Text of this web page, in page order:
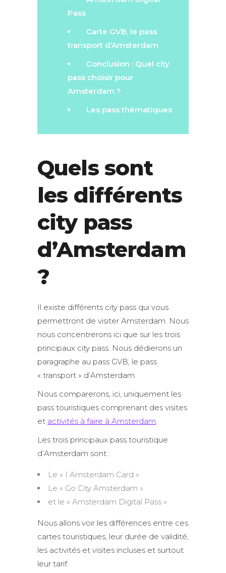
Pass
Carte GVB, le pass
transport d’Amsterdam
Conclusion : Quel city
pass choisir pour
Amsterdam ?
Les pass thématiques
Quels sont
les différents
city pass
d’Amsterdam
?
Il existe différents city pass qui vous
permettront de visiter Amsterdam. Nous
nous concentrerons ici que sur les trois
principaux city pass. Nous dédierons un
paragraphe au pass GVB, le pass
« transport » d’Amsterdam.
Nous comparerons, ici, uniquement les
pass touristiques comprenant des visites
et activités à faire à Amsterdam.
Les trois principaux pass touristique
d’Amsterdam sont :
Le « I Amsterdam Card »
Le « Go City Amsterdam »
et le « Amsterdam Digital Pass »
Nous allons voir les différences entre ces
cartes touristiques, leur durée de validité,
les activités et visites incluses et surtout
leur tarif.